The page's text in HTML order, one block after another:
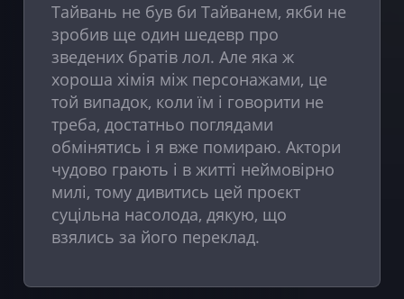
Тайвань не був би Тайванем, якби не
зробив ще один шедевр про
зведених братів лол. Але яка ж
хороша хімія між персонажами, це
той випадок, коли їм і говорити не
треба, достатньо поглядами
обмінятись і я вже помираю. Актори
чудово грають і в житті неймовірно
милі, тому дивитись цей проєкт
суцільна насолода, дякую, що
взялись за його переклад.